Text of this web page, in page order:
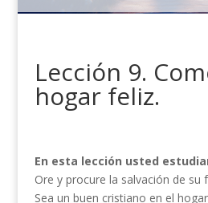
Lección 9.
hogar feliz.
En esta lección usted
Ore y procure la salvación de su
Sea un buen cristiano en el hogar